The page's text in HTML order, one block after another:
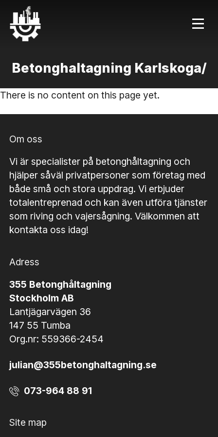
Betonghaltagning Karlskoga/
There is no content on this page yet.
Om oss
Vi är specialister på betonghåltagning och
hjälper såväl privatpersoner som företag med
både små och stora uppdrag. Vi erbjuder
totalentreprenad och kan även utföra tjänster
som riving och vajersågning. Välkommen att
kontakta oss idag!
Adress
355 Betonghåltagning
Stockholm AB
Lantjägarvägen 36
147 55 Tumba
Org.nr: 559366-2454
julian@355betonghaltagning.se
073-964 88 91
Site map